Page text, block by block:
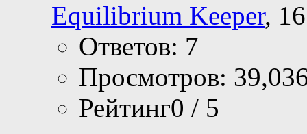
Equilibrium Keeper,
Ответов: 7
Просмотров:
Рейтинг0 / 5